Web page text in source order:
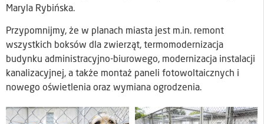
Maryla Rybińska.
Przypomnijmy, że w planach miasta jest m.in. remont
wszystkich boksów dla zwierząt, termomodernizacja
budynku administracyjno-biurowego, modernizacja instalacji
kanalizacyjnej, a także montaż paneli fotowoltaicznych i
nowego oświetlenia oraz wymiana ogrodzenia.